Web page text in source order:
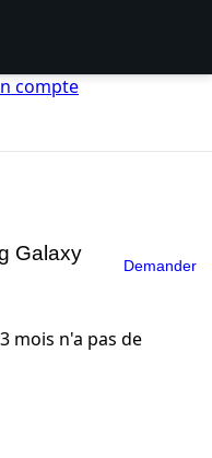
compte
Galaxy
Demander
mois n'a pas de